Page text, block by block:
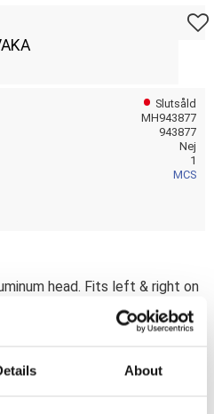
About
Slutsåld
MH943877
943877
Nej
1
MCS
head. Fits left & right on
ends. Mirror head approx.
approx. 160mm. ECE